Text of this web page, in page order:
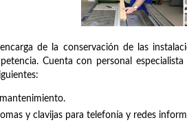
de la conservación de las
Cuenta con personal
y clavijas para telefonía y redes